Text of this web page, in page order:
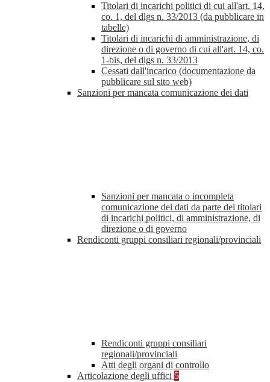
Titolari di incarichi politici di cui all'art. 14,
co. 1, del dlgs n. 33/2013 (da pubblicare in
tabelle)
Titolari di incarichi di amministrazione, di
direzione o di governo di cui all'art. 14, co.
1-bis, del dlgs n. 33/2013
Cessati dall'incarico (documentazione da
pubblicare sul sito web)
Sanzioni per mancata comunicazione dei dati
Sanzioni per mancata o incompleta
comunicazione dei dati da parte dei titolari
di incarichi politici, di amministrazione, di
direzione o di governo
Rendiconti gruppi consiliari regionali/provinciali
Rendiconti gruppi consiliari
regionali/provinciali
Atti degli organi di controllo
Articolazione degli uffici 5